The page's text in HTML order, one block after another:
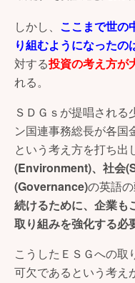
しかし、 ここまで世の
り組むようになったの
対する投資の考え方が
れる。
ＳＤＧｓが提唱され
ン国連事務総長が各国
という考え方を打ち出
(Environment)、社会
(Governance)の英語の
続けるために、企業も
取り組みを強化する必
こうしたＥＳＧへの取
可欠であるという考え